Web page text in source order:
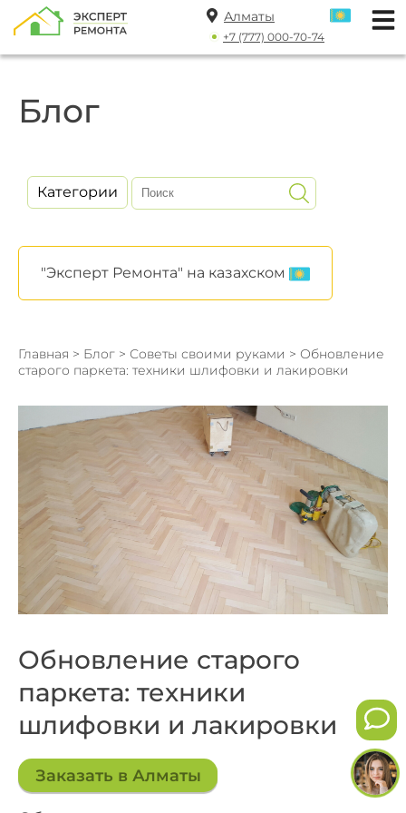
Алматы
+7 (777) 000-70-74
Блог
Категории
"Эксперт Ремонта" на казахском
Главная > Блог > Советы своими руками > Обновление
старого паркета: техники шлифовки и лакировки
Обновление старого
паркета: техники
шлифовки и лакировки
Заказать в Алматы